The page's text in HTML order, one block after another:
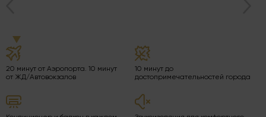
20 минут от Аэропорта. 10 минут
от ЖД/Автовокзалов
10 минут до
достопримечательностей города